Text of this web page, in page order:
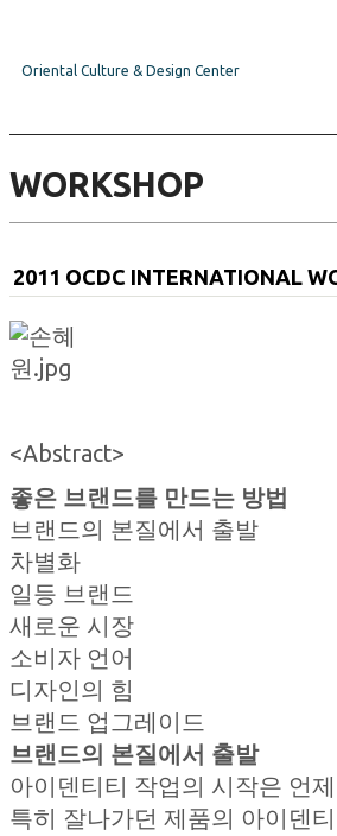
Oriental Culture & Design Center
WORKSHOP
2011 OCDC INTERNATIONAL
<Abstract>
좋은 브랜드를 만드는 방법
브랜드의 본질에서 출발
차별화
일등 브랜드
새로운 시장
소비자 언어
디자인의 힘
브랜드 업그레이드
브랜드의 본질에서 출발
아이덴티티 작업의 시작은 언
특히 잘나가던 제품의 아이덴